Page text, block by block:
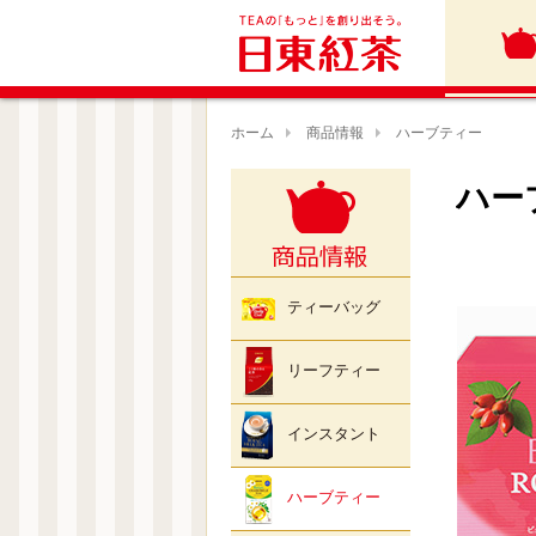
ホーム 商品情報 ハーブティー
ハー
ティーバッグ
リーフティー
インスタント
ハーブティー